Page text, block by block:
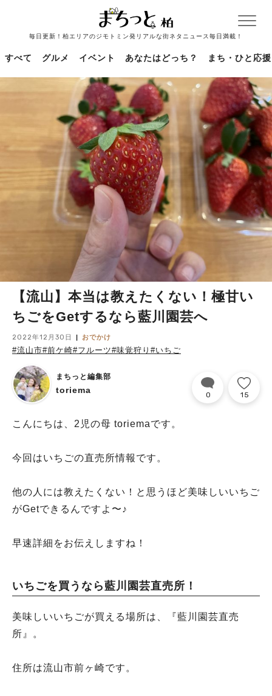
毎日更新！柏エリアのジモトミン発リアルな街ネタニュース毎日満載！
すべて グルメ イベント あなたはどっち？ まち・ひと応援
【流山】本当は教えたくない！極甘い
ちごをGetするなら藍川園芸へ
2022年12月30日 おでかけ
#流山市#前ケ崎#フルーツ#味覚狩り #いちご
まちっと編集部
toriema 0 15
こんにちは、2児の母 toriemaです。
今回はいちごの直売所情報です。
他の人には教えたくない！と思うほど美味しいいちご
がGetできるんですよ〜♪
早速詳細をお伝えしますね！
いちごを買うなら藍川園芸直売所！
美味しいいちごが買える場所は、『藍川園芸直売
所』。
住所は流山市前ヶ崎です。